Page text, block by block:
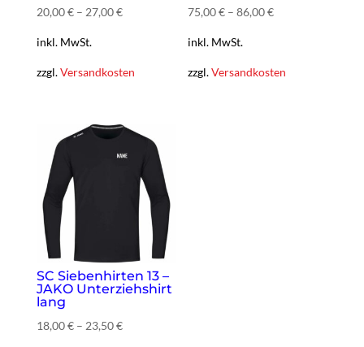
20,00€– 27,00€
inkl. MwSt.
zzgl.Versandkosten
75,00€ –86,00€
inkl. MwSt.
zzgl.Versandkosten
SC Siebenhirten 13 –
JAKO Unterziehshirt
lang
18,00€– 23,50€